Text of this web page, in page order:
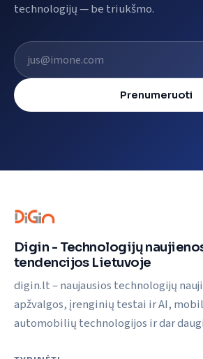
technologijų — be triukšmo.
El. pašto adresas
Prenumeruoti
Digin - Technologijų
tendencijos Lietuvoje
digin.lt – naujausios technologijų
apžvalgos, įrenginių testai ir AI,
automobilių technologijos ir dar